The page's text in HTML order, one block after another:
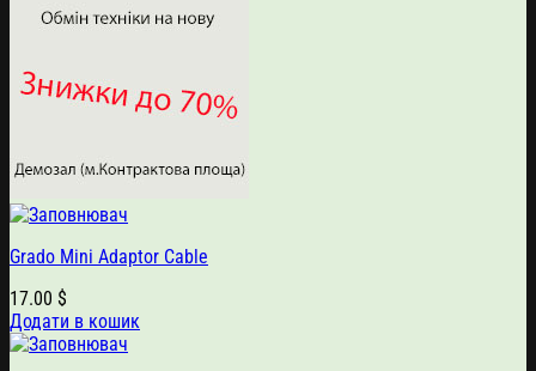
Grado Mini Adaptor Cable
17.00 $
Додати в кошик